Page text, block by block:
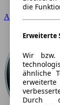
Audi
die
Erweiterte
Wir bzw.
ähnliche
Durch